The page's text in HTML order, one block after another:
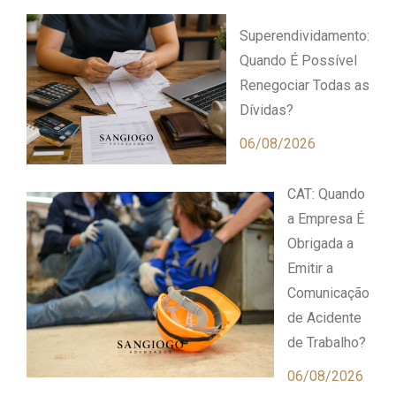
Superendividamento:
Quando É Possível
Renegociar Todas as
Dívidas?
06/08/2026
CAT: Quando
a Empresa É
Obrigada a
Emitir a
Comunicação
de Acidente
de Trabalho?
06/08/2026